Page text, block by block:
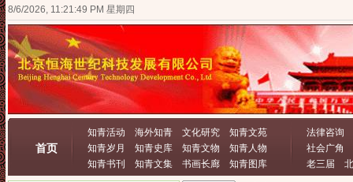
8/6/2026, 11:21:50 PM 星期四
首页
知青活动 海外知青 文化研究
知青文苑
知青岁月
知青史库 知青文物
知青人物
知青书刊
知青文集 书画长廊 知青图库
法律咨询
社会广角
老三届